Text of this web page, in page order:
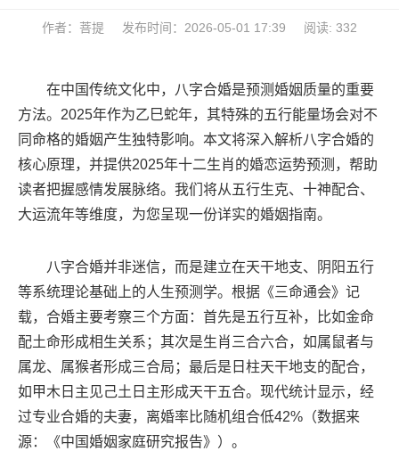
作者：菩提 发布时间：2026-05-01 17:39 阅读: 332
在中国传统文化中，八字合婚是预测婚姻质量的重要
方法。2025年作为乙巳蛇年，其特殊的五行能量场会对不
同命格的婚姻产生独特影响。本文将深入解析八字合婚的
核心原理，并提供2025年十二生肖的婚恋运势预测，帮助
读者把握感情发展脉络。我们将从五行生克、十神配合、
大运流年等维度，为您呈现一份详实的婚姻指南。
八字合婚并非迷信，而是建立在天干地支、阴阳五行
等系统理论基础上的人生预测学。根据《三命通会》记
载，合婚主要考察三个方面：首先是五行互补，比如金命
配土命形成相生关系；其次是生肖三合六合，如属鼠者与
属龙、属猴者形成三合局；最后是日柱天干地支的配合，
如甲木日主见己土日主形成天干五合。现代统计显示，经
过专业合婚的夫妻，离婚率比随机组合低42%（数据来
源：《中国婚姻家庭研究报告》）。